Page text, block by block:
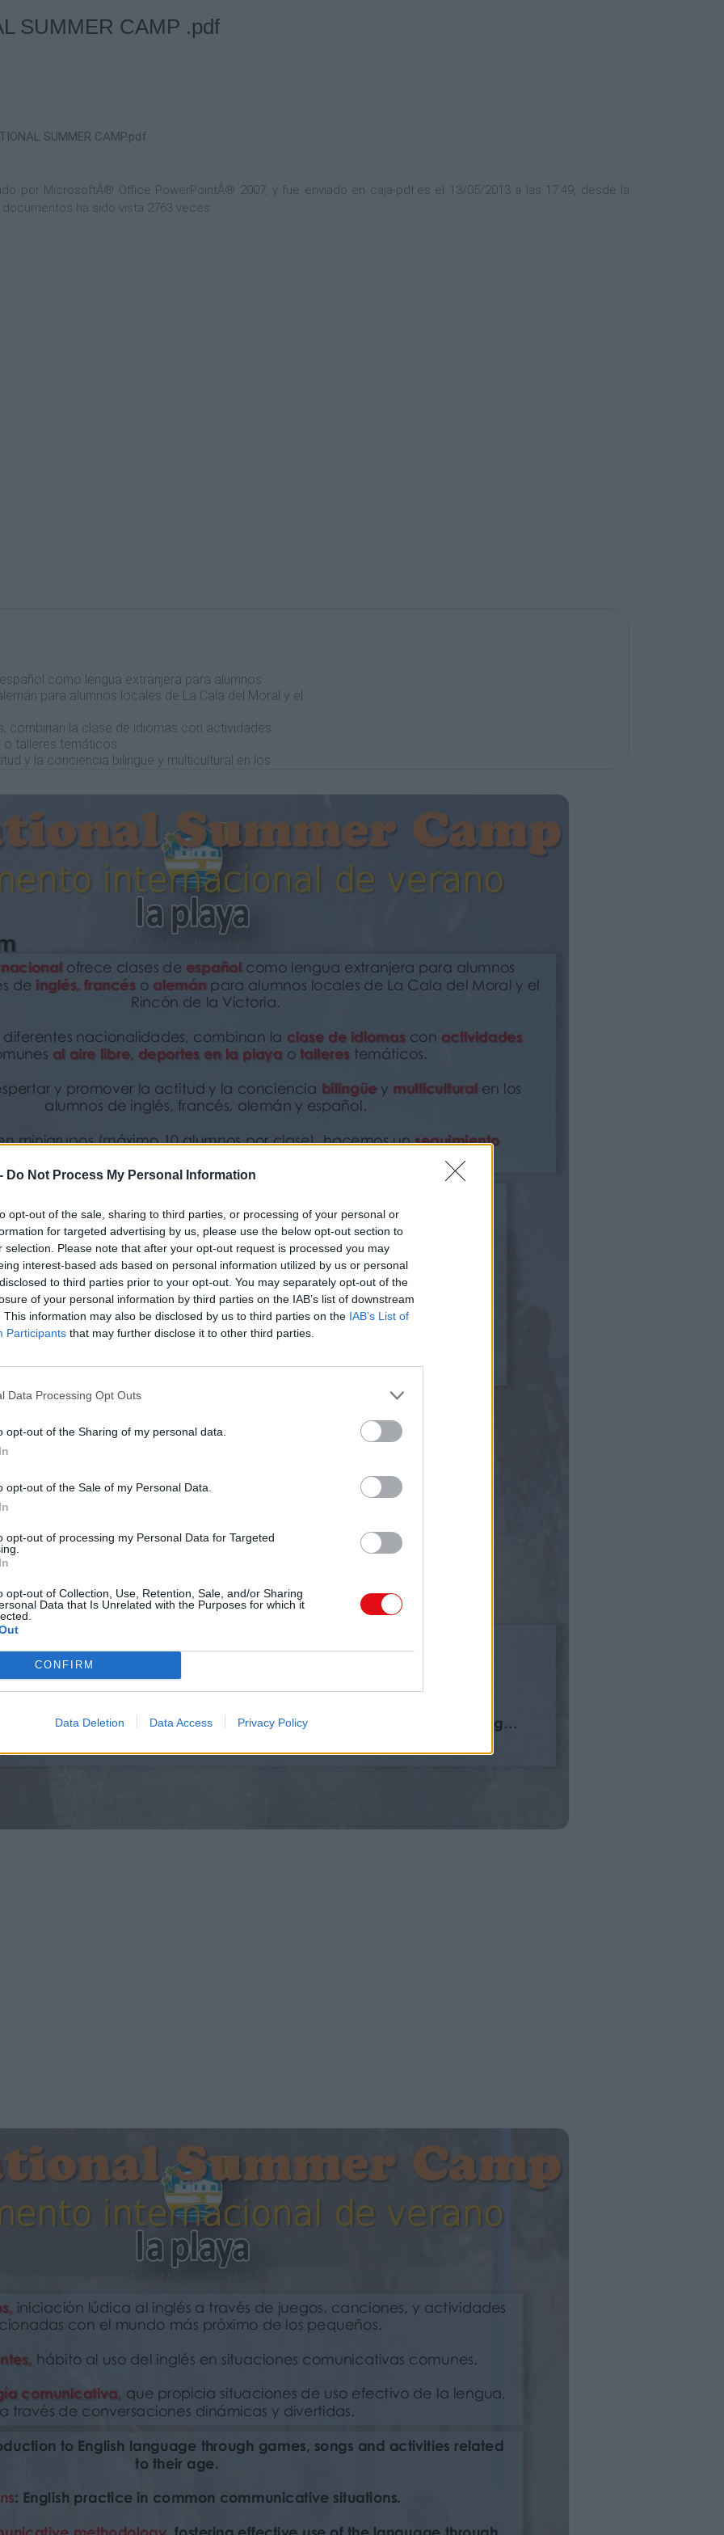
Do Not Process My Personal Information
opt-out of the sale, sharing to third parties, or processing of your personal or
for targeted advertising by us, please use the below opt-out section to
selection. Please note that after your opt-out request is processed you may
interest-based ads based on personal information utilized by us or personal
to third parties prior to your opt-out. You may separately opt-out of the
of your personal information by third parties on the IAB’s list of downstream
This information may also be disclosed by us to third parties on the IAB’s List of
Participants that may further disclose it to other third parties.
Data Processing Opt Outs
opt-out of the Sharing of my personal data.
opt-out of the Sale of my Personal Data.
opt-out of processing my Personal Data for Targeted
opt-out of Collection, Use, Retention, Sale, and/or Sharing
Data that Is Unrelated with the Purposes for which it
CONFIRM
Data Deletion Data Access Privacy Policy
SUMMER CAMP .pdf
SUMMER CAMP.pdf
por MicrosoftÂ® Office PowerPointÂ® 2007, y fue enviado en caja-pdf.es el 13/05/2013 a las 17:49, desde la
ha sido vista 2763 veces.
como lengua extranjera para alumnos
para alumnos locales de La Cala del Moral y el
combinan la clase de idiomas con actividades
talleres temáticos.
y la conciencia bilingüe y multicultural en los
por clase), hacemos un seguimiento
y necesidades de cada alumno.
Foreign Language program for foreign students, and
for the local students.
their language courses with the joint outdoor activities,
environment forEnglish, French, German and
class), mean we can track personal and individual
each student.
Lengua Extranjera.
playa, frisby, baseball playa…
plastilina, manualidades, lectura,
football, Frisbee, beach baseball…
juggling, plasticine, reading, writing…
inglés a través de juegos, canciones, y actividades
los pequeños.
en situaciones comunicativas comunes.
propicia situaciones de uso efectivo de la lengua,
through games, songs and activities related
situations.
fostering effective use of the language through
al día).
por alumno al día).
student /day).
student/day).
incluyen:
mínimo de 10 horas de clase de idiomas y 15 horas
como lengua extranjera, inglés, francés o alemán por
un mínimo de 15 horas de clase de idiomas y 10
in teaching, Bilingual monitors.
minimum of 10 language lessons a week and 15 hours
as a Foreign Language, English, French or in German,